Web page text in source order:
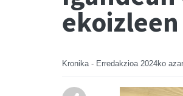
Kronika - Erredakzioa 2024ko